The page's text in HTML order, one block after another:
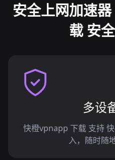
安全上网加速
载 安
多设
快橙vpnapp 下载 支持
入，随时随